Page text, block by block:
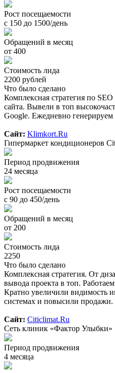
Рост посещаемости
с 150 до 1500/день
Обращений в месяц
от 400
Стоимость лида
2200 рублей
Что было сделано
Комплексная стратегия по
сайта. Вывели в топ
Google. Ежедневно
Сайт: Klimkort.Ru
Гипермаркет кондиционеров
Период продвижения
24 месяца
Рост посещаемости
с 90 до 450/день
Обращений в месяц
от 200
Стоимость лида
2250
Что было сделано
Комплексная стратегия. От
вывода проекта в топ.
Кратно увеличили видимость
системах и повысили продажи.
Сайт: Citiclimat.Ru
Сеть клиник «Фактор Улыбки»
Период продвижения
4 месяца